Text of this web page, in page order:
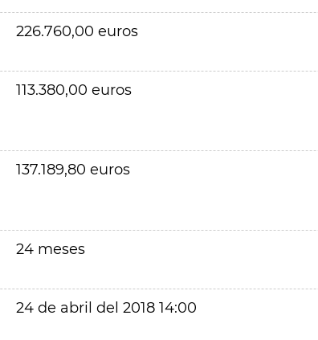
226.760,00 euros
113.380,00 euros
137.189,80 euros
24 meses
24 de abril del 2018 14:00